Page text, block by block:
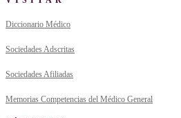
Diccionario Médico
Sociedades Adscritas
Sociedades Afiliadas
Memorias Competencias del Médico General